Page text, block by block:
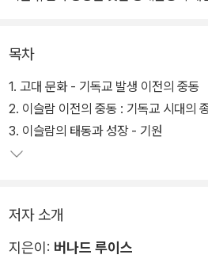
서, 인류역사, 특히 유럽 역사에 끼친 공
저자는 금세기 최고의 현존하는 중동학
한 지식과 문화 전반에 관한 깊은 통찰력
화를 거침 없이 이 책에서 톺아보고 있다
치사나 왕조사 중심의 역사기술이 아닌,
적 흐름에 보다 많은 관심과 노력을 기울
목차
1. 고대 문화 - 기독교 발생 이전의 중동
2. 이슬람 이전의 중동 : 기독교 시대의
3. 이슬람의 태동과 성장 - 기원
저자 소개
지은이: 버나드 루이스